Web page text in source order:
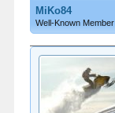
MiKo84
Well-Known Member